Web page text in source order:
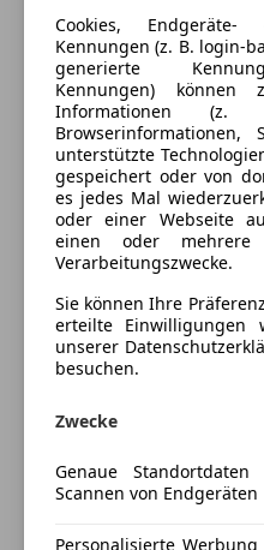
Ausstattung
Komfort
Armlehne
Beheizbares Lenkrad
Einparkhilfe
Einparkhilfe Sensoren
Elektrische Fensterheber
Elektrische Heckklappe
Elektrische
Getönte Scheiben
Klimaautomatik
Lichtsensor
Lordosenstütze
Multifunktionslenkrad
Mehr anzeigen
Farbe und
Außenfarbe
Farbe laut Hersteller
Lackierung
Farbe der
Innenausstattung
Cookies,
Kennungen (z. B. login-
generierte
Kennungen) können
Informationen (z.
Browserinformationen,
unterstützte
gespeichert oder von
es jedes Mal
oder einer Webseite
einen oder
Verarbeitungszwecke.
Sie können Ihre
erteilte Einwilligungen
unserer
besuchen.
Zwecke
Genaue
Scannen von Endgeräten
Personalisierte